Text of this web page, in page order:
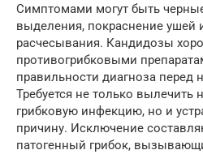
Симптомами могут быть
выделения, покраснение ушей
расчесывания. Кандидозы
противогрибковыми
правильности диагноза перед
Требуется не только вылечить
грибковую инфекцию, но и
причину. Исключение
патогенный грибок,